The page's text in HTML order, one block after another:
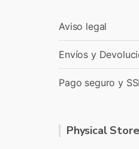
Aviso legal
Envíos y
Pago seguro y
Physical